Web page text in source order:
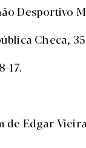
Desportivo
Checa,
17.
de Edgar